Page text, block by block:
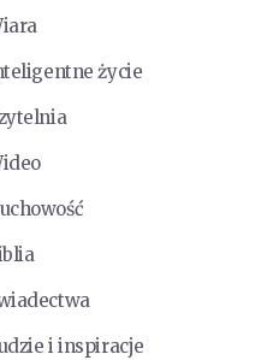
życie
i inspiracje